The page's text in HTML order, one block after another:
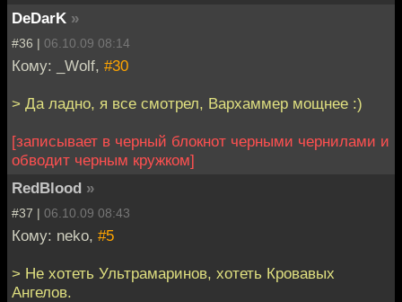
DeDarK »
#36 | 06.10.09 08:14
Кому: _Wolf, #30
> Да ладно, я все смотрел, Вархаммер мощнее :)
[записывает в черный блокнот черными чернилами и
обводит черным кружком]
RedBlood »
#37 | 06.10.09 08:43
Кому: neko, #5
> Не хотеть Ультрамаринов, хотеть Кровавых
Ангелов.